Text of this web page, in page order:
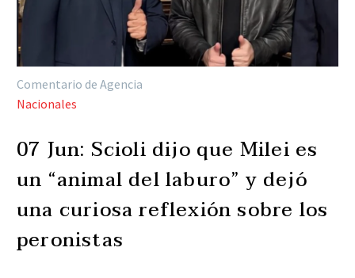
Comentario de Agencia
Nacionales
07 Jun: Scioli dijo que Milei es
un “animal del laburo” y dejó
una curiosa reflexión sobre los
peronistas